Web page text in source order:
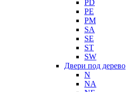
PD
PE
PM
SA
SE
ST
SW
Двери под дерево
N
NA